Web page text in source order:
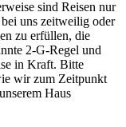
sind Reisen nur
uns zeitweilig oder
zu erfüllen, die
2-G-Regel und
in Kraft. Bitte
wir zum Zeitpunkt
Haus